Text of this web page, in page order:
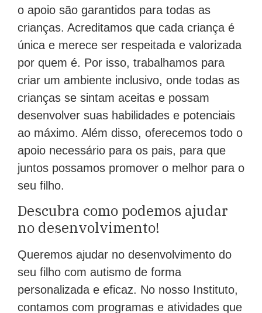
o apoio são garantidos para todas as
crianças. Acreditamos que cada criança é
única e merece ser respeitada e valorizada
por quem é. Por isso, trabalhamos para
criar um ambiente inclusivo, onde todas as
crianças se sintam aceitas e possam
desenvolver suas habilidades e potenciais
ao máximo. Além disso, oferecemos todo o
apoio necessário para os pais, para que
juntos possamos promover o melhor para o
seu filho.
Descubra como podemos ajudar
no desenvolvimento!
Queremos ajudar no desenvolvimento do
seu filho com autismo de forma
personalizada e eficaz. No nosso Instituto,
contamos com programas e atividades que